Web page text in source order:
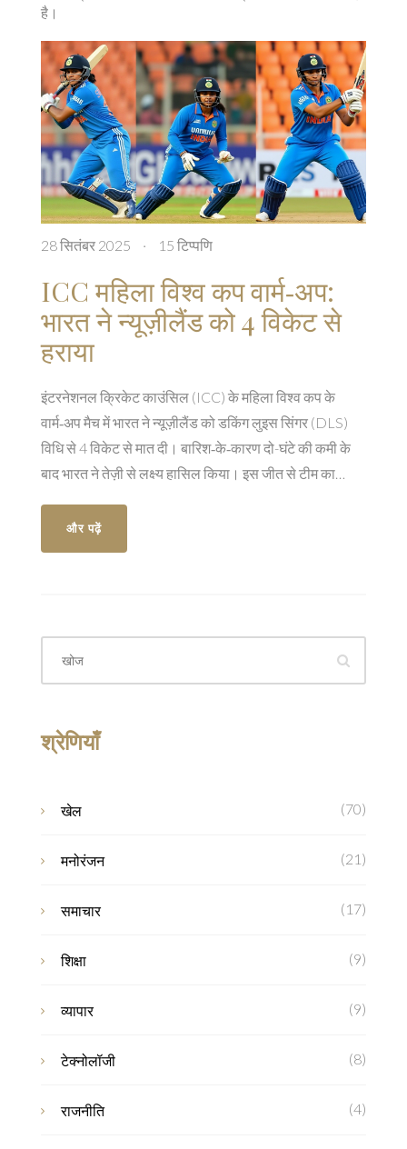
है।
28 सितंबर 2025 · 15 टिप्पणि
ICC महिला विश्व कप वार्म‑अप:
भारत ने न्यूज़ीलैंड को 4 विकेट से
हराया
इंटरनेशनल क्रिकेट काउंसिल (ICC) के महिला विश्व कप के
वार्म‑अप मैच में भारत ने न्यूज़ीलैंड को डकिंग लुइस सिंगर (DLS)
विधि से 4 विकेट से मात दी। बारिश‑के‑कारण दो-घंटे की कमी के
बाद भारत ने तेज़ी से लक्ष्य हासिल किया। इस जीत से टीम का
जगी।और पढ़ें
श्रेणियाँ
खेल (70)
मनोरंजन (21)
समाचार (17)
शिक्षा (9)
व्यापार (9)
टेक्नोलॉजी (8)
राजनीति (4)